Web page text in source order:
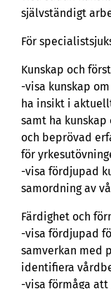
självständigt
För
Kunskap och
-visa kunskap
ha insikt i
samt ha
och beprövad
för
-visa fördjupad
samordning av
Färdighet och
-visa fördjupad
samverkan med
identifiera
-visa förmåga